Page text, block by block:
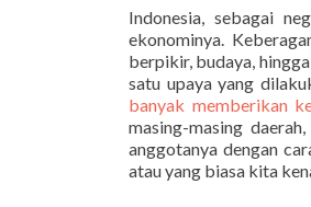
Indonesia, sebagai
ekonominya.
berpikir, budaya,
satu upaya yang
banyak memberikan
masing-masing
anggotanya dengan
atau yang biasa kita